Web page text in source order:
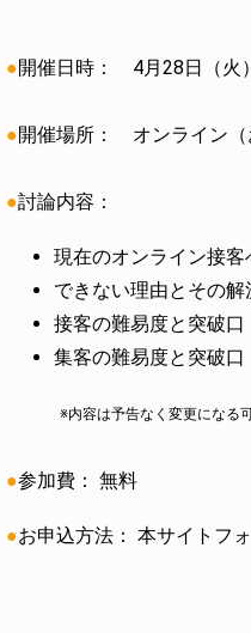
●開催日時： 4月28日（火
●開催場所： オンライン（
●討論内容：
現在のオンライン接
できない理由とその解
接客の難易度と突破口
集客の難易度と突破口
※内容は予告なく変更になる可能
●参加費： 無料
●お申込方法： 本サイトフ